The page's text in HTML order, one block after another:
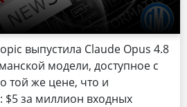
выпустила Claude Opus 4.8
модели, доступное с
той же цене, что и
$5 за миллион входных